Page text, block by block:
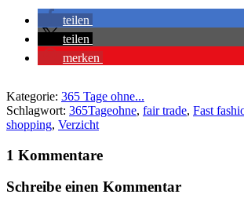
teilen
teilen
merken
Kategorie: 365 Tage ohne...
Schlagwort: 365Tageohne, fair trade, Fast
shopping, Verzicht
1 Kommentare
Schreibe einen Kommentar